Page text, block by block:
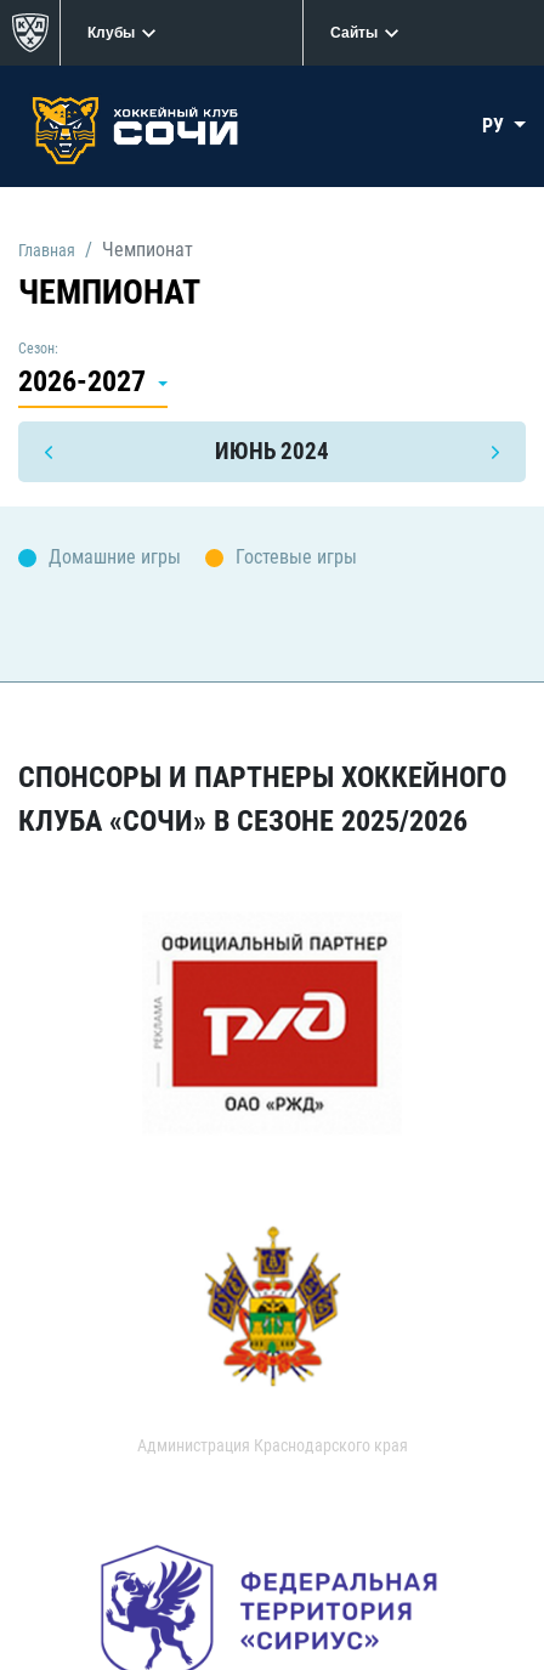
Клубы Сайты
РУ
Главная Чемпионат
ЧЕМПИОНАТ
Сезон:
2026-2027
ИЮНЬ 2024
Домашние игры Гостевые игры
СПОНСОРЫ И ПАРТНЕРЫ ХОККЕЙНОГО
КЛУБА «СОЧИ» В СЕЗОНЕ 2025/2026
Администрация Краснодарского края